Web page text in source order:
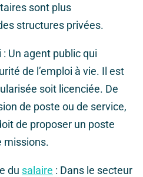
sont plus
structures privées.
: Un agent public qui
de l’emploi à vie. Il est
soit licenciée. De
de poste ou de service,
de proposer un poste
missions.
du salaire : Dans le secteur